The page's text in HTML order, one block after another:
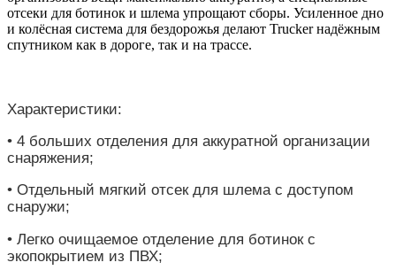
отсеки для ботинок и шлема упрощают сборы. Усиленное дно
и колёсная система для бездорожья делают Trucker надёжным
спутником как в дороге, так и на трассе.
Характеристики:
• 4 больших отделения для аккуратной организации
снаряжения;
• Отдельный мягкий отсек для шлема с доступом
снаружи;
• Легко очищаемое отделение для ботинок с
экопокрытием из ПВХ;